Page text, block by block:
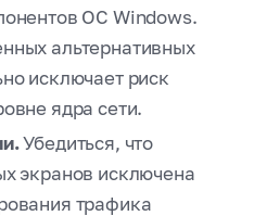
ОС Windows.
альтернативных
исключает риск
ядра сети.
Убедиться, что
экранов исключена
трафика